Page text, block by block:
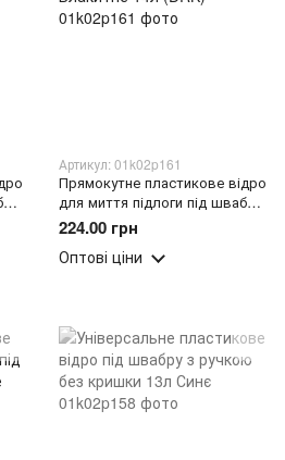
Артикул: 01k02p161
Прямокутне пластикове відро
для миття підлоги під швабру
з ручкою "Польща" Блакитне
14л (DRK)
224.00 грн
Оптові ціни